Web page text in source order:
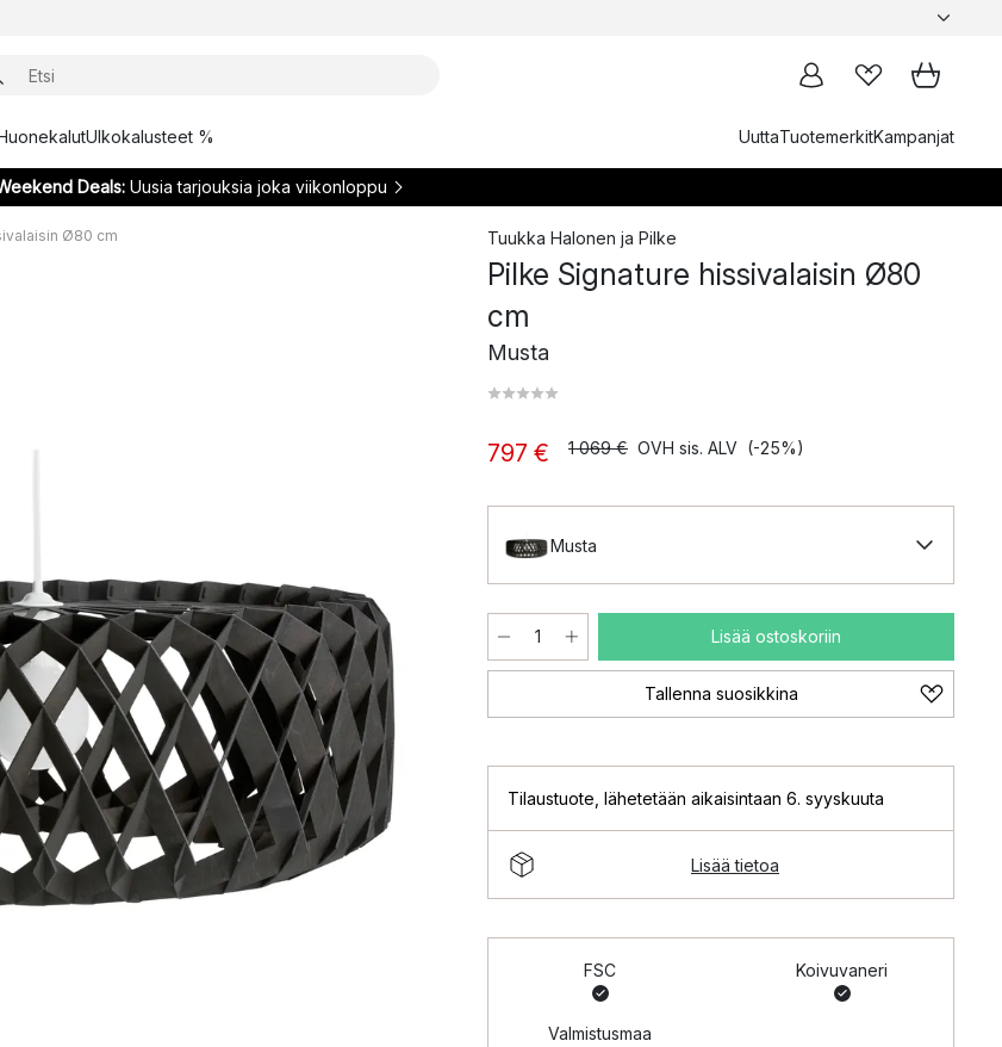
Ulkokalusteet % UuttaTuotemerkitKampanjat
Deals:Uusia tarjouksia joka viikonloppu
Ø80 cm Tuukka Halonen ja Pilke
Pilke Signature hissivalaisin Ø80
cm
Musta
797 € 1 069 € OVH sis. ALV (-25%)
Musta
Lisää ostoskoriin
Tallenna suosikkina
Tilaustuote lähetetään aikaisintaan 6. syyskuuta
Lisää tietoa
FSC Koivuvaneri
Valmistusmaa